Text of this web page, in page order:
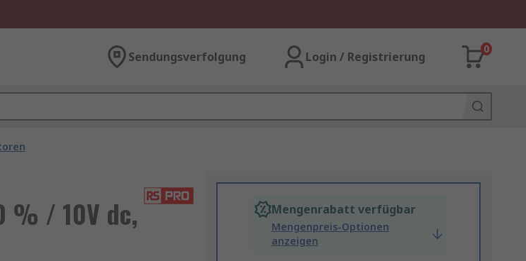
Sendungsverfolgung Login / Registrierung
0
% / 10V dc, Mengenrabatt verfügbar
Mengenpreis-Optionen
anzeigen